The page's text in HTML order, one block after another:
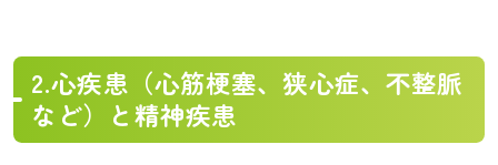
2.心疾患（心筋梗塞、狭心症、不整脈
など）と精神疾患